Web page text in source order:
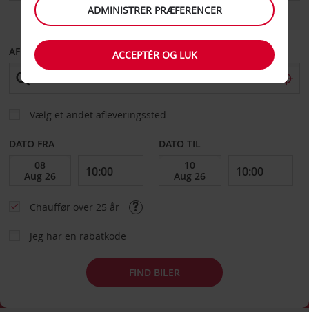
VAREVOGN
AFHENT FRA
Vælg et andet afleveringssted
DATO FRA DATO TIL
Chauffør over 25 år
Jeg har en rabatkode
FIND BILER
ADMINISTRER PRÆFERENCER
ACCEPTÉR OG LUK